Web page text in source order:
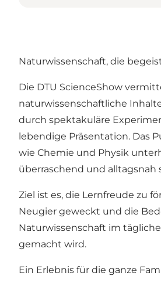
Naturwissenschaft, die
Die DTU ScienceShow
naturwissenschaftliche
durch spektakuläre
lebendige Präsentation. Das
wie Chemie und Physik
überraschend und alltagsnah
Ziel ist es, die Lernfreude zu
Neugier geweckt und die
Naturwissenschaft im
gemacht wird.
Ein Erlebnis für die ganze